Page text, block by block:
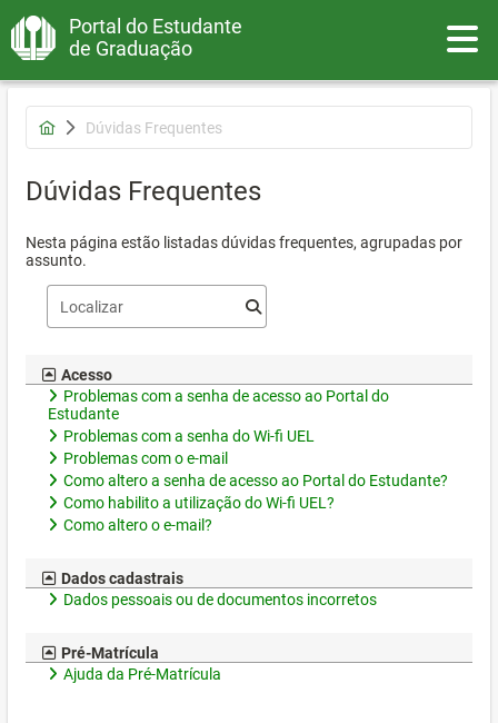
Portal do Estudante
de Graduação
Dúvidas Frequentes
Dúvidas Frequentes
Nesta página estão listadas dúvidas frequentes, agrupadas por
assunto.
Acesso
Problemas com a senha de acesso ao Portal do
Estudante
Problemas com a senha do Wi-fi UEL
Problemas com o e-mail
Como altero a senha de acesso ao Portal do Estudante?
Como habilito a utilização do Wi-fi UEL?
Como altero o e-mail?
Dados cadastrais
Dados pessoais ou de documentos incorretos
Pré-Matrícula
Ajuda da Pré-Matrícula